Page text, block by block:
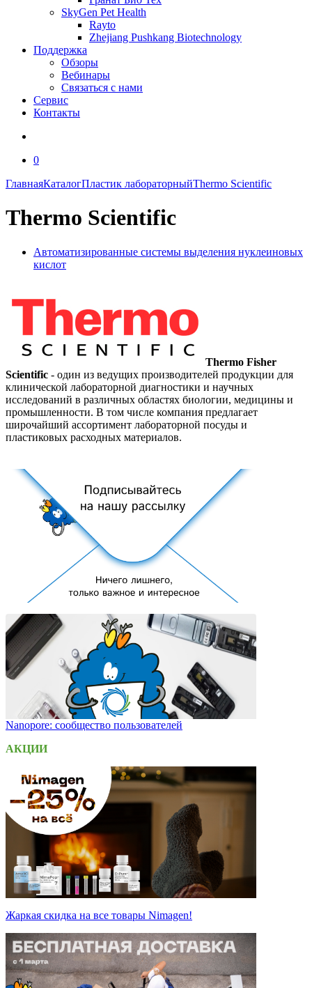
SkyGen Pet Health
Rayto
Zhejiang Pushkang Biotechnology
Поддержка
Обзоры
Вебинары
Связаться с нами
Сервис
Контакты
0
ГлавнаяКаталогПластик лабораторныйThermo Scientific
Thermo Scientific
Автоматизированные системы выделения нуклеиновых
кислот
Thermo Fisher
Scientific - один из ведущих производителей продукции для
клинической лабораторной диагностики и научных
исследований в различных областях биологии, медицины и
промышленности. В том числе компания предлагает
широчайший ассортимент лабораторной посуды и
пластиковых расходных материалов.
Nanopore: сообщество пользователей
АКЦИИ
Жаркая скидка на все товары Nimagen!